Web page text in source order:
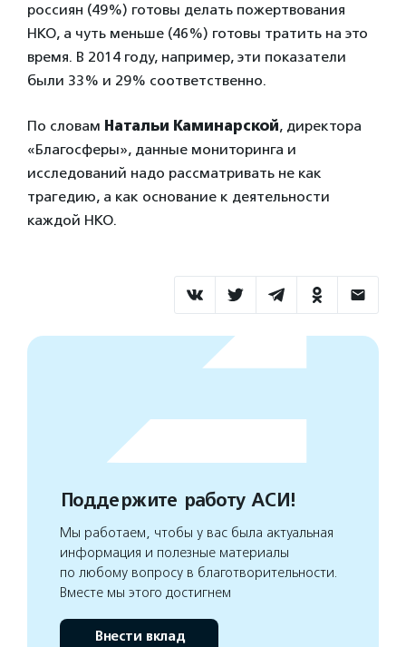
россиян (49%) готовы делать пожертвования
НКО, а чуть меньше (46%) готовы тратить на это
время. В 2014 году, например, эти показатели
были 33% и 29% соответственно.
По словам Натальи Каминарской, директора
«Благосферы», данные мониторинга и
исследований надо рассматривать не как
трагедию, а как основание к деятельности
каждой НКО.
Поддержите работу АСИ!
Мы работаем, чтобы у вас была актуальная
информация и полезные материалы
по любому вопросу в благотворительности.
Вместе мы этого достигнем
Внести вклад